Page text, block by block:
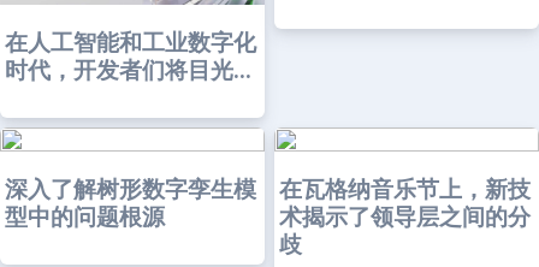
在人工智能和工业数字化
时代，开发者们将目光...
深入了解树形数字孪生模
型中的问题根源
在瓦格纳音乐节上，新技
术揭示了领导层之间的分
歧